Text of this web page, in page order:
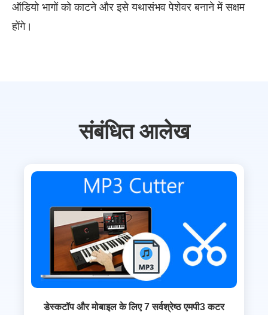
ऑडियो भागों को काटने और इसे यथासंभव पेशेवर बनाने में सक्षम
होंगे।
संबंधित आलेख
डेस्कटॉप और मोबाइल के लिए 7 सर्वश्रेष्ठ एमपी3 कटर